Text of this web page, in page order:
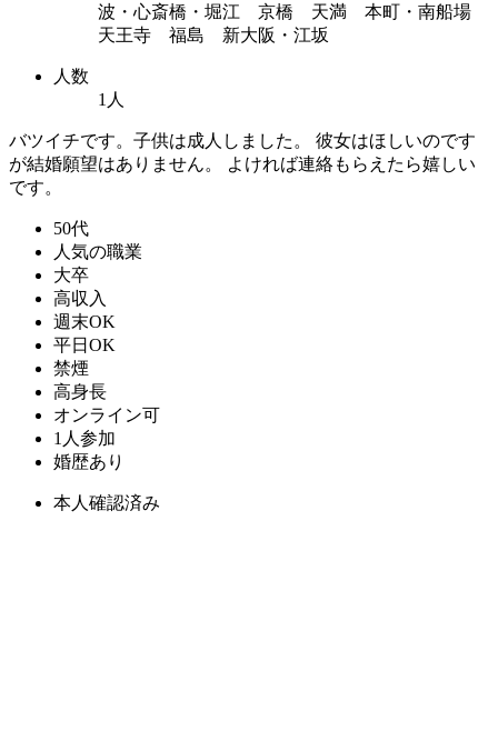
波・心斎橋・堀江 京橋 天満 本町・南船場
天王寺 福島 新大阪・江坂
人数
1人
バツイチです。子供は成人しました。 彼女はほしいのです
が結婚願望はありません。 よければ連絡もらえたら嬉しい
です。
50代
人気の職業
大卒
高収入
週末OK
平日OK
禁煙
高身長
オンライン可
1人参加
婚歴あり
本人確認済み